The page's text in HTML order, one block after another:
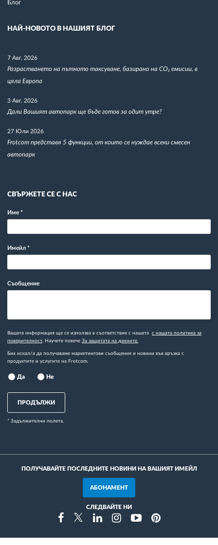
Блог
НАЙ-НОВОТО В НАШИЯТ БЛОГ
7 Авг. 2026
Разрастването на пътното таксуване, базирано на CO₂ емисии, в
цяла Европа
3 Авг. 2026
Дали Вашият автопарк ще бъде готов за одит утре?
27 Юли 2026
Frotcom представя 5 функции, от които се нуждае всеки смесен
автопарк
СВЪРЖЕТЕ СЕ С НАС
Име *
Имейл *
Съобщение
Вашата информация ще се използва в съответствие с нашата с нашата политика за
поверителност . Научете повече За защитата на данните.
Бих искал/а да получаваме маркетингови съобщения и новини във връзка с
продуктите и услугите на Frotcom.
Да Не
ПРОДЪЛЖИ
* Задължителни полета.
ПОЛУЧАВАЙТЕ ПОСЛЕДНИТЕ НОВИНИ НА ВАШИЯТ ИМЕЙЛ
АБОНАМЕНТ
СЛЕДВАЙТЕ НИ
FacebookTwitterLinkedinInstragramYoutubePinterest